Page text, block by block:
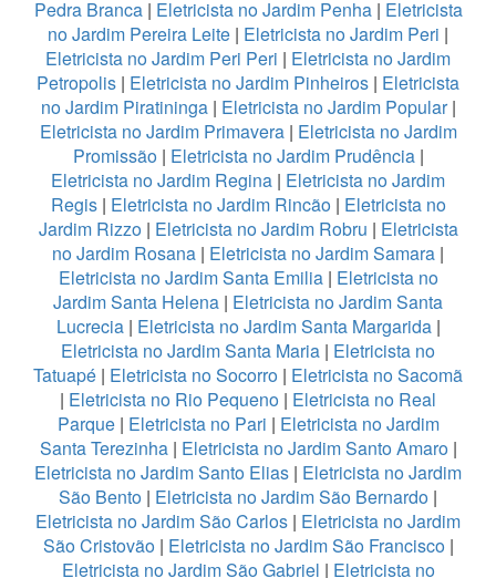
Pedra Branca| Eletricista no Jardim Penha| Eletricista
no Jardim Pereira Leite | Eletricista no Jardim Peri |
Eletricista no Jardim Peri Peri | Eletricista no Jardim
Petropolis | Eletricista no Jardim Pinheiros | Eletricista
no Jardim Piratininga| Eletricista no Jardim Popular|
Eletricista no Jardim Primavera| Eletricista no Jardim
Promissão| Eletricista no Jardim Prudência|
Eletricista no Jardim Regina | Eletricista no Jardim
Regis| Eletricista no Jardim Rincão| Eletricista no
Jardim Rizzo| Eletricista no Jardim Robru | Eletricista
no Jardim Rosana | Eletricista no Jardim Samara |
Eletricista no Jardim Santa Emilia| Eletricista no
Jardim Santa Helena | Eletricista no Jardim Santa
Lucrecia| Eletricista no Jardim Santa Margarida|
Eletricista no Jardim Santa Maria | Eletricista no
Tatuapé | Eletricista no Socorro | Eletricista no Sacomã
| Eletricista no Rio Pequeno | Eletricista no Real
Parque| Eletricista no Pari | Eletricista no Jardim
Santa Terezinha| Eletricista no Jardim Santo Amaro|
Eletricista no Jardim Santo Elias | Eletricista no Jardim
São Bento | Eletricista no Jardim São Bernardo |
Eletricista no Jardim São Carlos | Eletricista no Jardim
São Cristovão| Eletricista no Jardim São Francisco|
Eletricista no Jardim São Gabriel | Eletricista no